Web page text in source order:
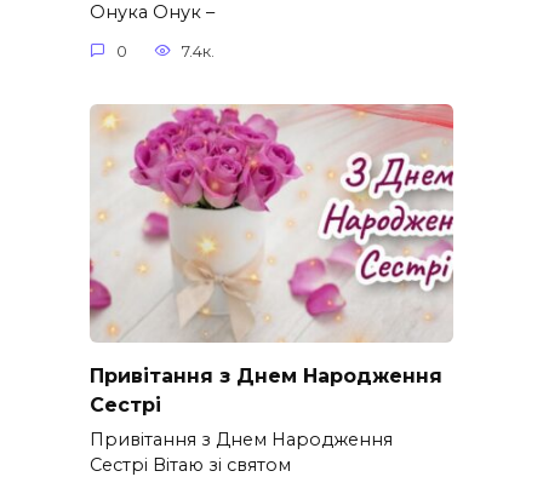
Онука Онук –
0 7.4к.
Привітання з Днем Народження
Сестрі
Привітання з Днем Народження
Сестрі Вітаю зі святом